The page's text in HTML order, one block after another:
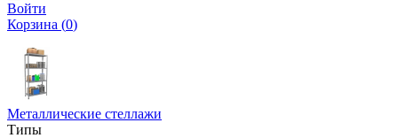
Войти
Корзина (0)
Металлические стеллажи
Типы